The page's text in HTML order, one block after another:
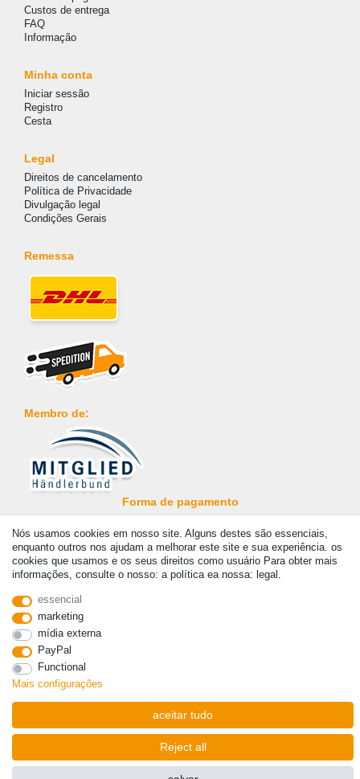
Custos de entrega
FAQ
Informação
Minha conta
Iniciar sessão
Registro
Cesta
Legal
Direitos de cancelamento
Política de Privacidade
Divulgação legal
Condições Gerais
Remessa
Membro de:
Forma de pagamento
© Copyright 2026 | Todos os direitos reservados. - Prices incl. VAT. 19% VAT Basic prices
see article detail | * Applies to deliveries to the UK!
Nós usamos cookies em nosso site. Alguns destes são essenciais,
enquanto outros nos ajudam a melhorar este site e sua experiência. os
cookies que usamos e os seus direitos como usuário Para obter mais
informações, consulte o nosso: a política ea nossa: legal.
essencial
marketing
mídia externa
PayPal
Functional
Mais configurações
aceitar tudo
Reject all